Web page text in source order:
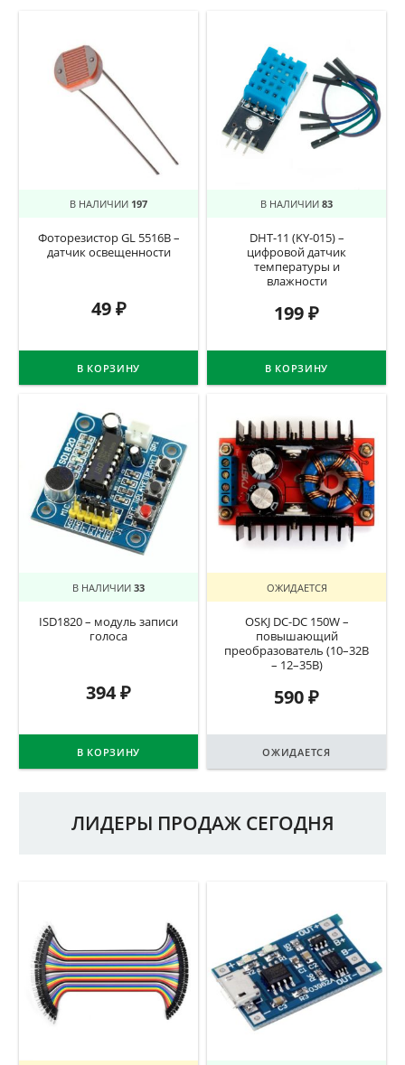
В НАЛИЧИИ 197
Фоторезистор GL 5516B –
датчик освещенности
49₽
В КОРЗИНУ
В НАЛИЧИИ 83
DHT-11 (KY-015) –
цифровой датчик
температуры и
влажности
199₽
В КОРЗИНУ
В НАЛИЧИИ 33
ISD1820 – модуль записи
голоса
394₽
В КОРЗИНУ
ОЖИДАЕТСЯ
OSKJ DC-DC 150W –
повышающий
преобразователь (10–32В
– 12–35В)
590₽
ОЖИДАЕТСЯ
ЛИДЕРЫ ПРОДАЖ СЕГОДНЯ